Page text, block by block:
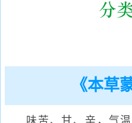
《本草
味苦、甘、辛，气